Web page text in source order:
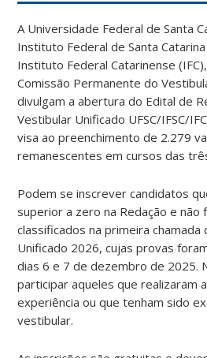
A Universidade Federal de Santa
Instituto Federal de Santa Catarina
Instituto Federal Catarinense
Comissão Permanente do
divulgam a abertura do Edital de
Vestibular Unificado UFSC/IFSC/
visa ao preenchimento de 2.279
remanescentes em cursos das
Podem se inscrever candidatos
superior a zero na Redação e não
classificados na primeira chamada
Unificado 2026, cujas provas
dias 6 e 7 de dezembro de 2025.
participar aqueles que realizaram
experiência ou que tenham sido
vestibular.